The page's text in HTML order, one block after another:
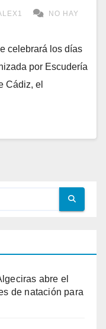
NO HAY
celebrará los días
por Escudería
Cádiz, el
abre el
de natación para